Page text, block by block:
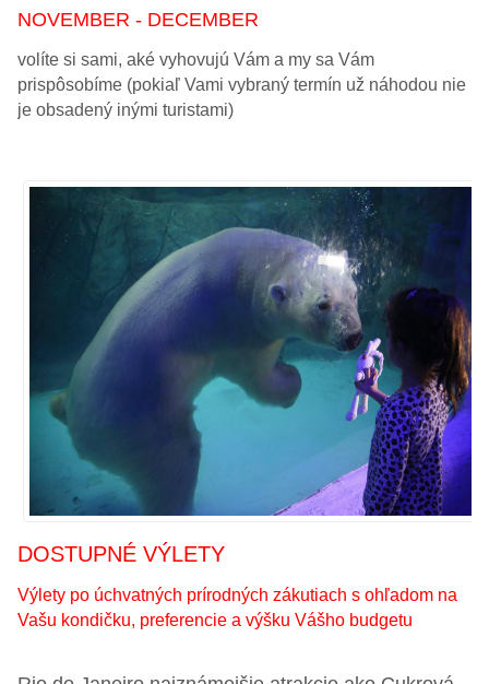
NOVEMBER - DECEMBER
volíte si sami, aké vyhovujú Vám a my sa Vám
prispôsobíme (pokiaľ Vami vybraný termín už náhodou nie
je obsadený inými turistami)
DOSTUPNÉ VÝLETY
Výlety po úchvatných prírodných zákutiach s ohľadom na
Vašu kondičku, preferencie a výšku Vášho budgetu